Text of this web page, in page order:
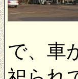
で、車